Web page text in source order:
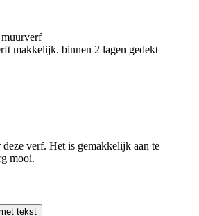
makkelijk. binnen 2 lagen gedekt
verf. Het is gemakkelijk aan te
mooi.
tekst